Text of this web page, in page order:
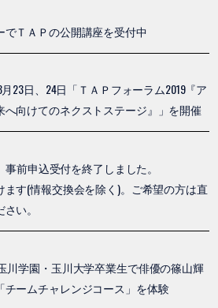
ＴＡＰの公開講座を受付中
23日、24日「ＴＡＰフォーラム2019『ア
向けてのネクストステージ』」を開催
事前申込受付を終了しました。
す(情報交換会を除く)。ご希望の方は直
い。
川学園・玉川大学卒業生で俳優の篠山輝
ームチャレンジコース」を体験